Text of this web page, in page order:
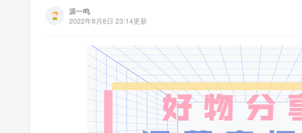
源一鸣
2022年8月8日 23:14更新